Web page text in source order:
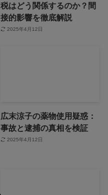
税はどう関係するのか？間
接的影響を徹底解説
2025年4月12日
広末涼子の薬物使用疑惑：
事故と逮捕の真相を検証
2025年4月12日